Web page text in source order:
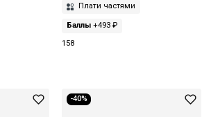
Плати частями
Баллы+493 ₽
158
-40%